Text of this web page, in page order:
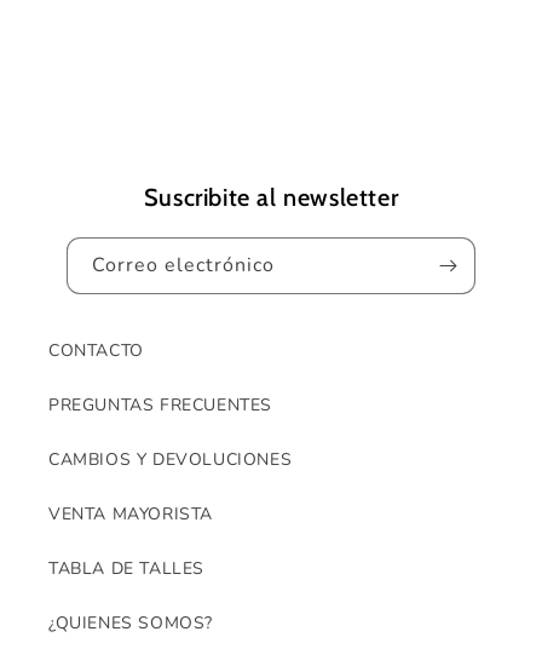
Suscribite al newsletter
Correo electrónico
CONTACTO
PREGUNTAS FRECUENTES
CAMBIOS Y DEVOLUCIONES
VENTA MAYORISTA
TABLA DE TALLES
¿QUIENES SOMOS?